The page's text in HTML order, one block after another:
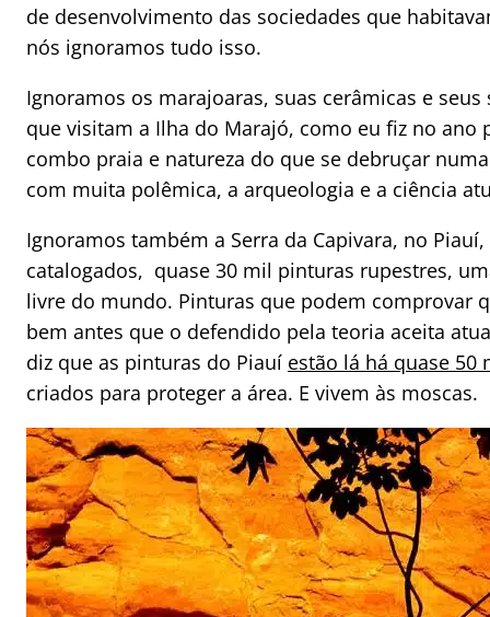
de desenvolvimento das sociedades que
nós ignoramos tudo isso.
Ignoramos os marajoaras, suas cerâmicas e
que visitam a Ilha do Marajó, como eu fiz no ano
combo praia e natureza do que se debruçar
com muita polêmica, a arqueologia e a ciência
Ignoramos também a Serra da Capivara, no
catalogados, quase 30 mil pinturas rupestres,
livre do mundo. Pinturas que podem comprovar
bem antes que o defendido pela teoria aceita
diz que as pinturas do Piauí estão lá há quase 50
criados para proteger a área. E vivem às moscas.